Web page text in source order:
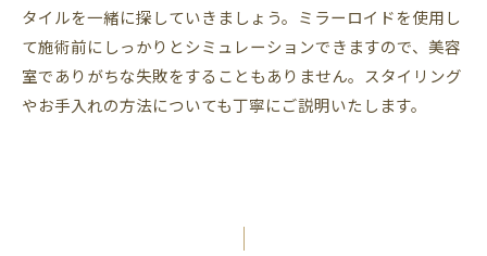
タイルを一緒に探していきましょう。ミラーロイドを使用し
て施術前にしっかりとシミュレーションできますので、美容
室でありがちな失敗をすることもありません。スタイリング
やお手入れの方法についても丁寧にご説明いたします。